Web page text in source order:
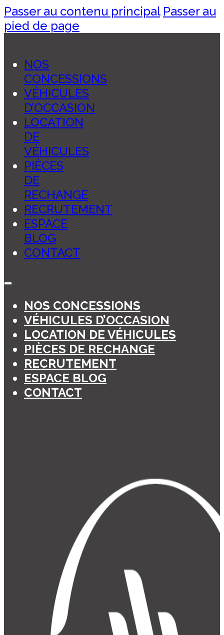
Passer au contenu principal Passer au
pied de page
NOS
CONCESSIONS
VÉHICULES
D’OCCASION
LOCATION
DE
VÉHICULES
PIÈCES
DE
RECHANGE
RECRUTEMENT
ESPACE
BLOG
CONTACT
NOS CONCESSIONS
VÉHICULES D’OCCASION
LOCATION DE VÉHICULES
PIÈCES DE RECHANGE
RECRUTEMENT
ESPACE BLOG
CONTACT